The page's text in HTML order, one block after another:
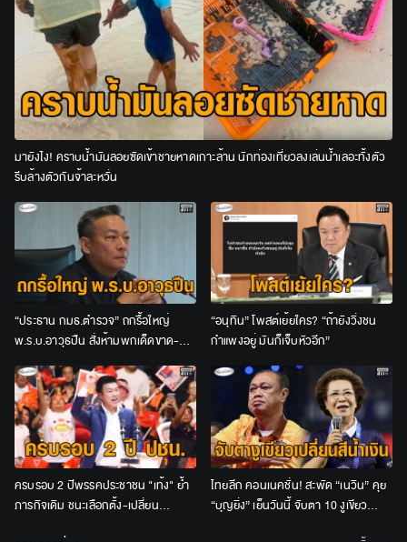
มายังไง! คราบน้ำมันลอยซัดเข้าชายหาดเกาะล้าน นักท่องเที่ยวลงเล่นน้ำเลอะทั้งตัว
รีบล้างตัวกันจ้าละหวั่น
“ประธาน กมธ.ตำรวจ” ถกรื้อใหญ่
พ.ร.บ.อาวุธปืน สั่งห้ามพกเด็ดขาด-
เจ้าของปืนต้องร่วมรับโทษด้วย
“อนุทิน” โพสต์เย้ยใคร? “ถ้ายังวิ่งชน
กำแพงอยู่ มันก็เจ็บหัวอีก”
ครบรอบ 2 ปีพรรคประชาชน "เท้ง" ย้ำ
ภารกิจเดิม ชนะเลือกตั้ง-เปลี่ยน
ไทยลีก คอนเนคชั่น! สะพัด “เนวิน” คุย
“บุญยิ่ง” เย็นวันนี้ จับตา 10 งูเขียว